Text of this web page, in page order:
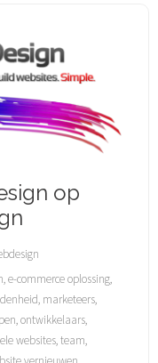
op
,e-commerce oplossing,
, marketeers,
,ontwikkelaars,
websites,team,